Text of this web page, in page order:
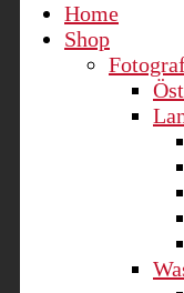
Home
Shop